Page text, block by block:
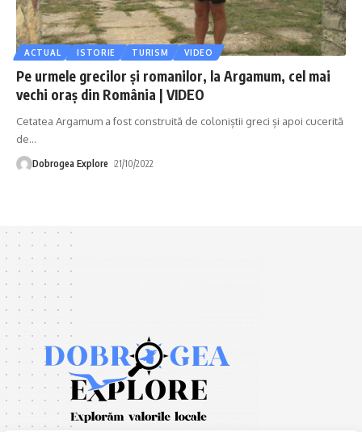
ACTUAL ISTORIE TURISM VIDEO
Pe urmele grecilor și romanilor, la Argamum, cel mai
vechi oraș din România | VIDEO
Cetatea Argamum a fost construită de coloniștii greci și apoi cucerită
de…
Dobrogea Explore 21/10/2022